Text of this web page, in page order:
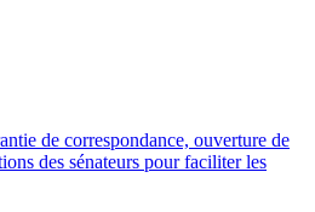
de correspondance, ouverture de
des sénateurs pour faciliter les